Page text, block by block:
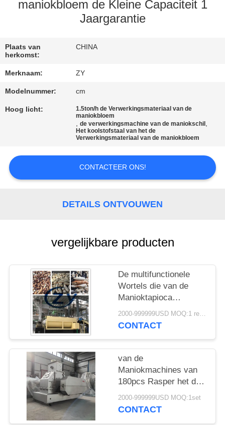
CONTACTEER
NIEUWS
VERZOEK
OM EEN
SITEMAP
maniokbloem de Kleine Capaciteit 1
Jaargarantie
Plaats van
herkomst:
CHINA
Merknaam: ZY
Modelnummer: cm
Hoog licht:
1.5ton/h de Verwerkingsmateriaal van de
maniokbloem
,de verwerkingsmachine van de maniokschil ,
Het koolstofstaal van het de
Verwerkingsmateriaal van de maniokbloem
CONTACTEER ONS!
DETAILS ONTVOUWEN
vergelijkbare producten
De multifunctionele
Wortels die van de
Manioktapioca
Machines 20t/h-
Roestvrij staal wassen
2000-999999USD MOQ:1 reeks
CONTACT
van de
Maniokmachines van
180pcs Rasper het de
Zaagblad 1450rpm
verzendt Directe
2000-999999USD MOQ:1set
CONTACT